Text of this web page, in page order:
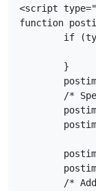
<script
function